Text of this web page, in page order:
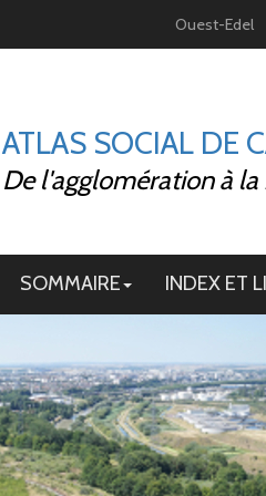
Ouest-Edel
ATLAS SOCIAL DE
De l'agglomération à
SOMMAIRE INDEX ET